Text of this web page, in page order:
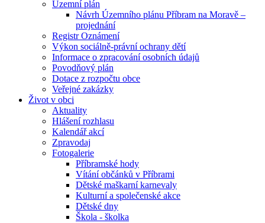
Územní plán
Návrh Územního plánu Příbram na Moravě –
projednání
Registr Oznámení
Výkon sociálně-právní ochrany dětí
Informace o zpracování osobních údajů
Povodňový plán
Dotace z rozpočtu obce
Veřejné zakázky
Život v obci
Aktuality
Hlášení rozhlasu
Kalendář akcí
Zpravodaj
Fotogalerie
Příbramské hody
Vítání občánků v Příbrami
Dětské maškarní karnevaly
Kulturní a společenské akce
Dětské dny
Škola - školka